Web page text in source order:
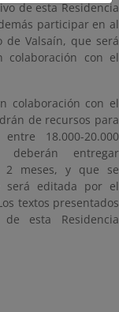
de esta Residencia
participar en al
Valsaín, que será
colaboración con el
colaboración con el
de recursos para
18.000-20.000
deberán entregar
2 meses, y que se
será editada por el
textos presentados
esta Residencia